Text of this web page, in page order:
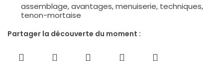
assemblage,avantages,menuiserie, techniques,
tenon-mortaise
Partager la découverte du moment :